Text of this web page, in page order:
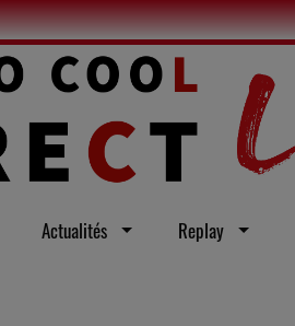
Actualités Replay